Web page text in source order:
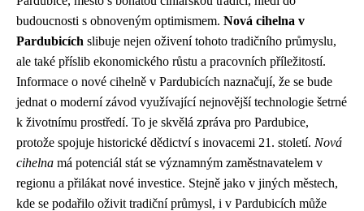
budoucnosti s obnoveným optimismem. Nová cihelna v
Pardubicích slibuje nejen oživení tohoto tradičního průmyslu,
ale také příslib ekonomického růstu a pracovních příležitostí.
Informace o nové cihelně v Pardubicích naznačují, že se bude
jednat o moderní závod využívající nejnovější technologie šetrné
k životnímu prostředí. To je skvělá zpráva pro Pardubice,
protože spojuje historické dědictví s inovacemi 21. století. Nová
cihelna má potenciál stát se významným zaměstnavatelem v
regionu a přilákat nové investice. Stejně jako v jiných městech,
kde se podařilo oživit tradiční průmysl, i v Pardubicích může